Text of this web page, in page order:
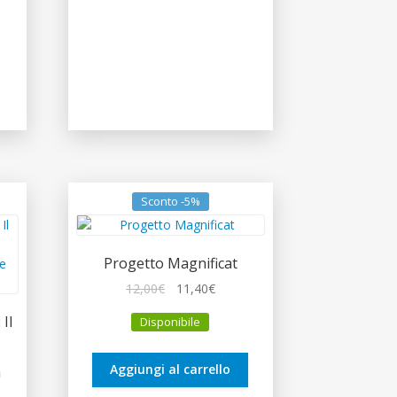
Il
Sconto -5%
Progetto Magnificat
12,00€
originale
12,00€.
11,40€Il
11,40€.
Disponibile
Aggiungi al carrello